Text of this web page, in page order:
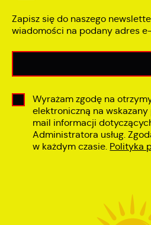
Zapisz się do naszego
wiadomości na podany adres
Wyrażam zgodę na
elektroniczną na
mail informacji
Administratora usług.
w każdym czasie. Polityka